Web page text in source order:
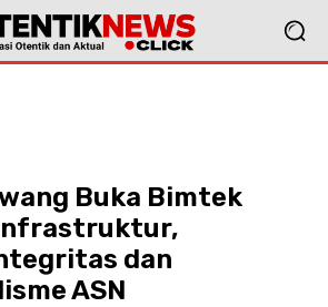
Buka Bimtek
dan
ASN